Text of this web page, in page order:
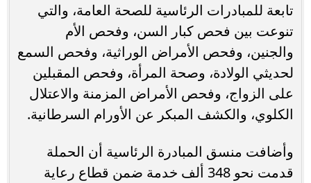
تابعة للمبادرات الرئاسية للصحة العامة، والتي
تنوعت بين فحص كبار السن، وفحص الأم
والجنين، وفحص الأمراض الوراثية، وفحص السمع
لحديثي الولادة، وصحة المرأة، وفحص المقبلين
على الزواج، وفحص الأمراض المزمنة والاعتلال
الكلوي، والكشف المبكر عن الأورام السرطانية.
وأضافت منسق المبادرة الرئاسية أن الحملة
قدمت نحو 348 ألف خدمة ضمن قطاع رعاية